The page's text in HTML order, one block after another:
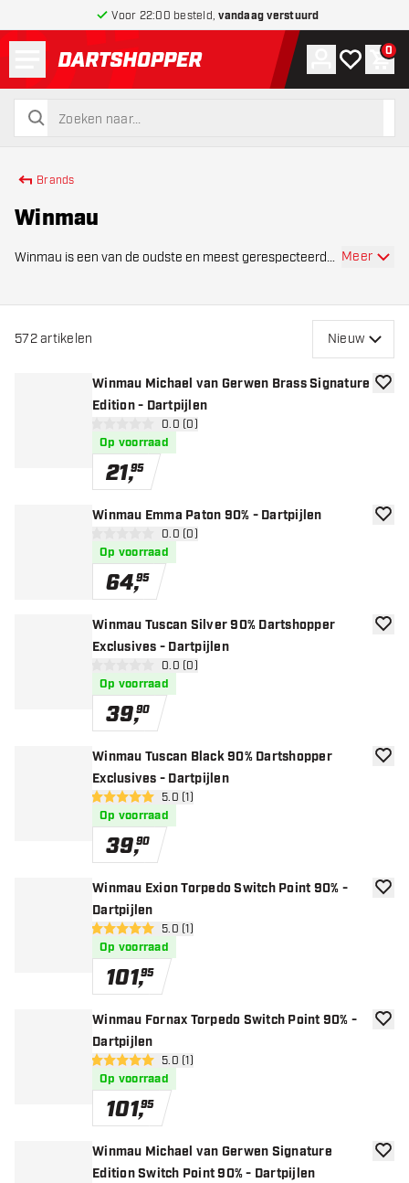
Voor 22:00 besteld,vandaag verstuurd
terug naar home pagina
zoeken
zoeken
Account
Mijn 0
Brands
Winmau
Winmau is een van de oudste en meest gerespecteerde Meer
572artikelen Nieuw
Winmau Michael van Gerwen Brass Signature
Edition - Dartpijlen
open reviews drawer
0 score sterren0.0 (0)
Op voorraad
21,95
Winmau Emma Paton 90% - Dartpijlen
open reviews drawer
0 score sterren0.0 (0)
Op voorraad
64,95
Winmau Tuscan Silver 90% Dartshopper
Exclusives - Dartpijlen
open reviews drawer
0 score sterren0.0 (0)
Op voorraad
39,90
Winmau Tuscan Black 90% Dartshopper
Exclusives - Dartpijlen
open reviews drawer
5 score sterren5.0 (1)
Op voorraad
39,90
Winmau Exion Torpedo Switch Point 90% -
Dartpijlen
open reviews drawer
5 score sterren5.0 (1)
Op voorraad
101,95
Winmau Fornax Torpedo Switch Point 90% -
Dartpijlen
open reviews drawer
5 score sterren5.0 (1)
Op voorraad
101,95
Winmau Michael van Gerwen Signature
Edition Switch Point 90% - Dartpijlen